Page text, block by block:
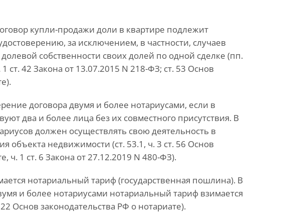
купли-продажи доли в квартире подлежит
за исключением, в частности, случаев
собственности своих долей по одной сделке (пп.
ст. 42 Закона от 13.07.2015 N 218-ФЗ; ст. 53 Основ
договора двумя и более нотариусами, если в
два и более лица без их совместного присутствия. В
должен осуществлять свою деятельность в
объекта недвижимости (ст. 53.1, ч. 3 ст. 56 Основ
ч. 1 ст. 6 Закона от 27.12.2019 N 480-ФЗ).
нотариальный тариф (государственная пошлина). В
и более нотариусами нотариальный тариф взимается
Основ законодательства РФ о нотариате).